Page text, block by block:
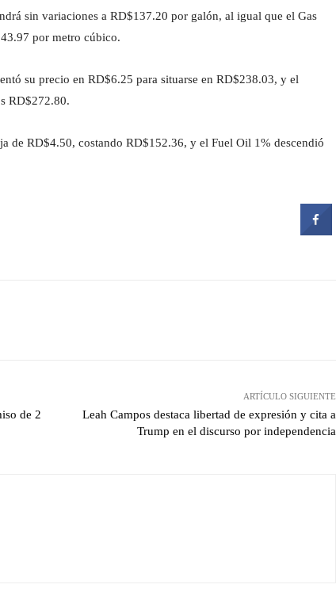
sin variaciones a RD$137.20 por galón, al igual que el Gas
por metro cúbico.
su precio en RD$6.25 para situarse en RD$238.03, y el
RD$272.80.
de RD$4.50, costando RD$152.36, y el Fuel Oil 1% descendió
de 2
ARTÍCULO SIGUIENTE
Leah Campos destaca libertad de expresión y cita a
Trump en el discurso por independencia